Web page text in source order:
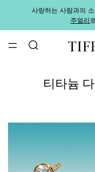
사랑하는 사람과의
주얼리
티타늄